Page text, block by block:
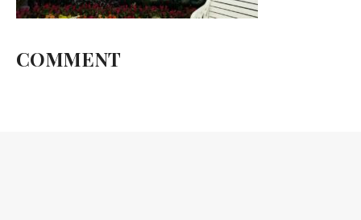
COMMENT